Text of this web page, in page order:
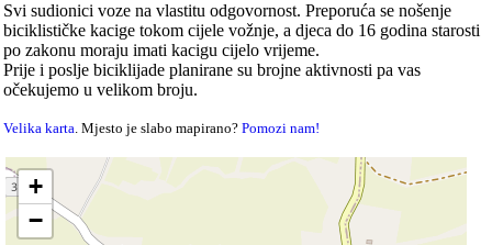
Svi sudionici voze na vlastitu odgovornost. Preporuća se nošenje
biciklističke kacige tokom cijele vožnje, a djeca do 16 godina starosti
po zakonu moraju imati kacigu cijelo vrijeme.
Prije i poslje biciklijade planirane su brojne aktivnosti pa vas
očekujemo u velikom broju.
Velika karta. Mjesto je slabo mapirano?Pomozi nam!
+
−